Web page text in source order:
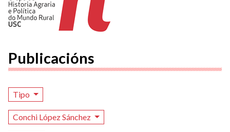
Publicacións
Tipo
Conchi López Sánchez